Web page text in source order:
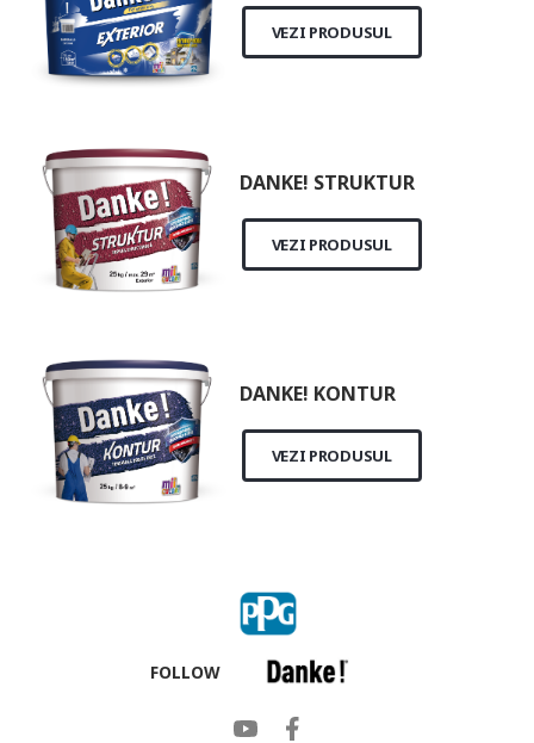
VEZI PRODUSUL
DANKE! STRUKTUR
VEZI PRODUSUL
DANKE! KONTUR
VEZI PRODUSUL
FOLLOW